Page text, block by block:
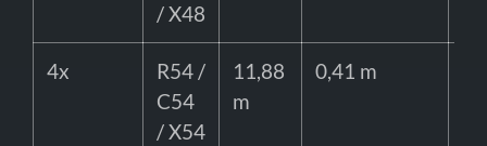
/ X48
4x
R54 /
C54
/ X54
11,88
m
0,41 m